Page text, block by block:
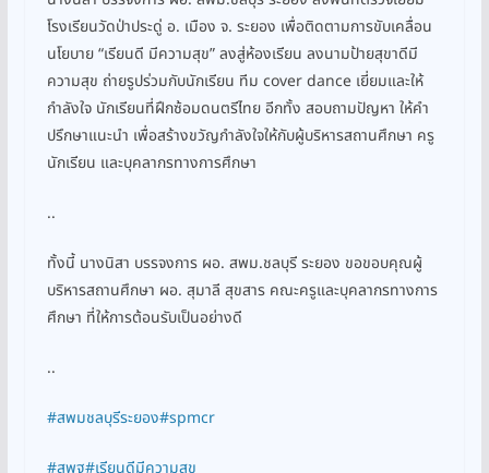
โรงเรียนวัดป่าประดู่ อ. เมือง จ. ระยอง เพื่อติดตามการขับเคลื่อน
นโยบาย “เรียนดี มีความสุข” ลงสู่ห้องเรียน ลงนามป้ายสุขาดีมี
ความสุข ถ่ายรูปร่วมกับนักเรียน ทีม cover dance เยี่ยมและให้
กำลังใจ นักเรียนที่ฝึกซ้อมดนตรีไทย อีกทั้ง สอบถามปัญหา ให้คำ
ปรึกษาแนะนำ เพื่อสร้างขวัญกำลังใจให้กับผู้บริหารสถานศึกษา ครู
นักเรียน และบุคลากรทางการศึกษา
..
ทั้งนี้ นางนิสา บรรจงการ ผอ. สพม.ชลบุรี ระยอง ขอขอบคุณผู้
บริหารสถานศึกษา ผอ. สุมาลี สุขสาร คณะครูและบุคลากรทางการ
ศึกษา ที่ให้การต้อนรับเป็นอย่างดี
..
#สพมชลบุรีระยอง#spmcr
#สพฐ#เรียนดีมีความสุข